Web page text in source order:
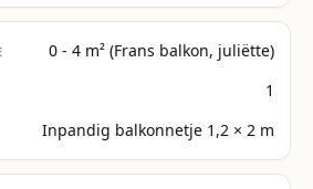
0 - 4 m² (Frans balkon, juliëtte)
1
Inpandig balkonnetje 1,2 × 2 m